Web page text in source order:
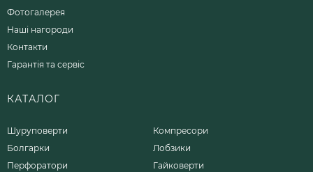
Фотогалерея
Наші нагороди
Контакти
Гарантія та сервіс
КАТАЛОГ
Шуруповерти
Болгарки
Перфоратори
Компресори
Лобзики
Гайковерти